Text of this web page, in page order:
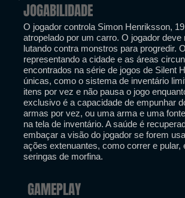
JOGABILIDADE
O jogador controla Simon Henriksson,
atropelado por um carro. O jogador
lutando contra monstros para progredir.
representando a cidade e as áreas
encontrados na série de jogos de Silent
únicas, como o sistema de inventário
itens por vez e não pausa o jogo
exclusivo é a capacidade de empunhar
armas por vez, ou uma arma e uma
na tela de inventário. A saúde é
embaçar a visão do jogador se forem
ações extenuantes, como correr e
seringas de morfina.
GAMEPLAY